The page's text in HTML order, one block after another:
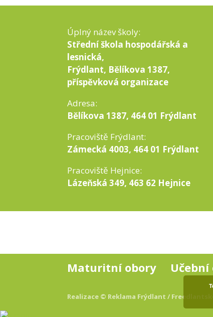
Úplný název školy:
Střední škola hospodářská a
lesnická,
Frýdlant, Bělíkova 1387,
příspěvková organizace
Adresa:
Bělíkova 1387, 464 01 Frýdlant
Pracoviště Frýdlant:
Zámecká 4003, 464 01 Frýdlant
Pracoviště Hejnice:
Lázeňská 349, 463 62 Hejnice
Maturitní obory Učební
Realizace © Reklama Frýdlant/